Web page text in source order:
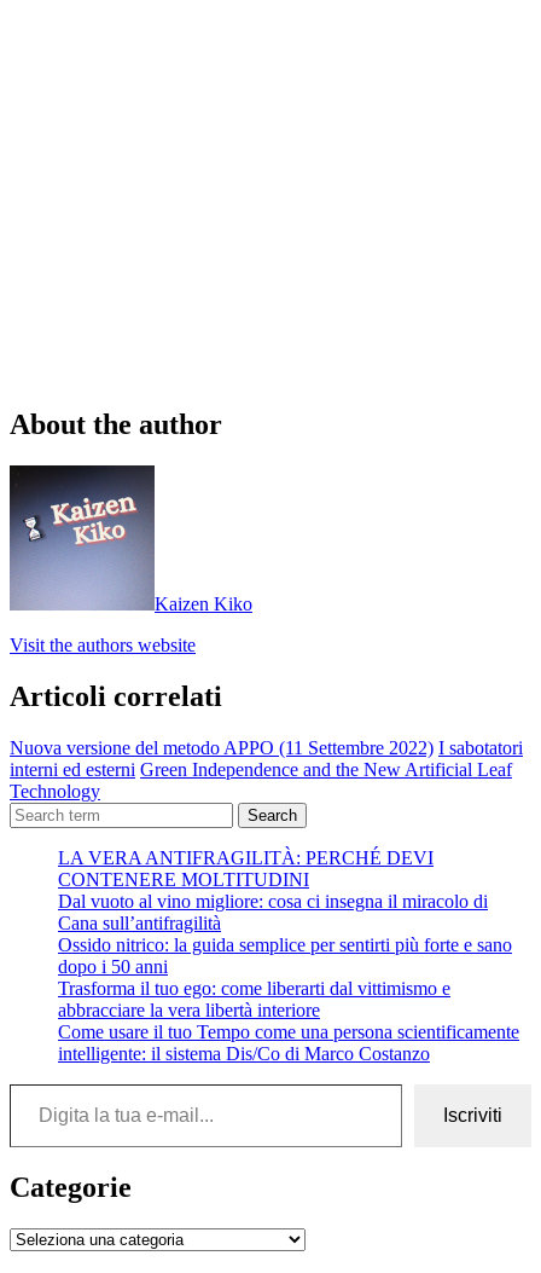
About the author
Kaizen Kiko
Visit the authors website
Articoli correlati
Nuova versione del metodo APPO (11 Settembre 2022) I sabotatori
interni ed esterni Green Independence and the New Artificial Leaf
Technology
Search
LA VERA ANTIFRAGILITÀ: PERCHÉ DEVI
CONTENERE MOLTITUDINI
Dal vuoto al vino migliore: cosa ci insegna il miracolo di
Cana sull’antifragilità
Ossido nitrico: la guida semplice per sentirti più forte e sano
dopo i 50 anni
Trasforma il tuo ego: come liberarti dal vittimismo e
abbracciare la vera libertà interiore
Come usare il tuo Tempo come una persona scientificamente
intelligente: il sistema Dis/Co di Marco Costanzo
Digita la tua e-mail...
Iscriviti
Categorie
Categorie